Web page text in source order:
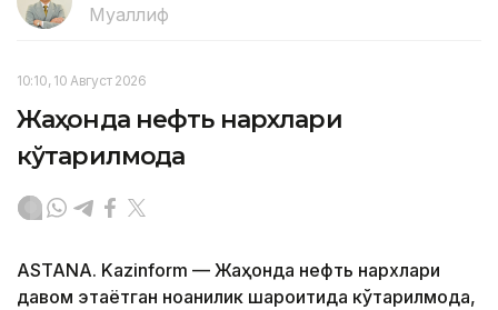
Муаллиф
10:10, 10 Август 2026
Жаҳонда нефть нархлари
кўтарилмоқда
ASTANA. Kazinform — Жаҳонда нефть нархлари
давом этаётган ноаниқлик шароитида кўтарилмоқда,